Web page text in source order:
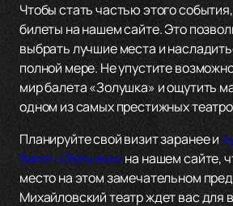
Чтобы стать частью этого
билеты на нашем сайте. Это
выбрать лучшие места и
полной мере. Не упустите
мир балета «Золушка» и ощутить
одном из самых престижных
Планируйте свой визит заранее и
балет «Золушка»на нашем сайте,
место на этом замечательном
Михайловский театр ждет вас для